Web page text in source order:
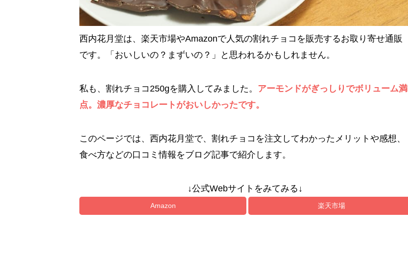
西内花月堂は、楽天市場やAmazonで人気の割れチョコを販売するお取り寄せ通販
です。「おいしいの？まずいの？」と思われるかもしれません。
私も、割れチョコ250gを購入してみました。 アーモンドがぎっしりでボリューム満
点。濃厚なチョコレートがおいしかったです。
このページでは、西内花月堂で、割れチョコを注文してわかったメリットや感想、
食べ方などの口コミ情報をブログ記事で紹介します。
↓公式Webサイトをみてみる↓
Amazon 楽天市場